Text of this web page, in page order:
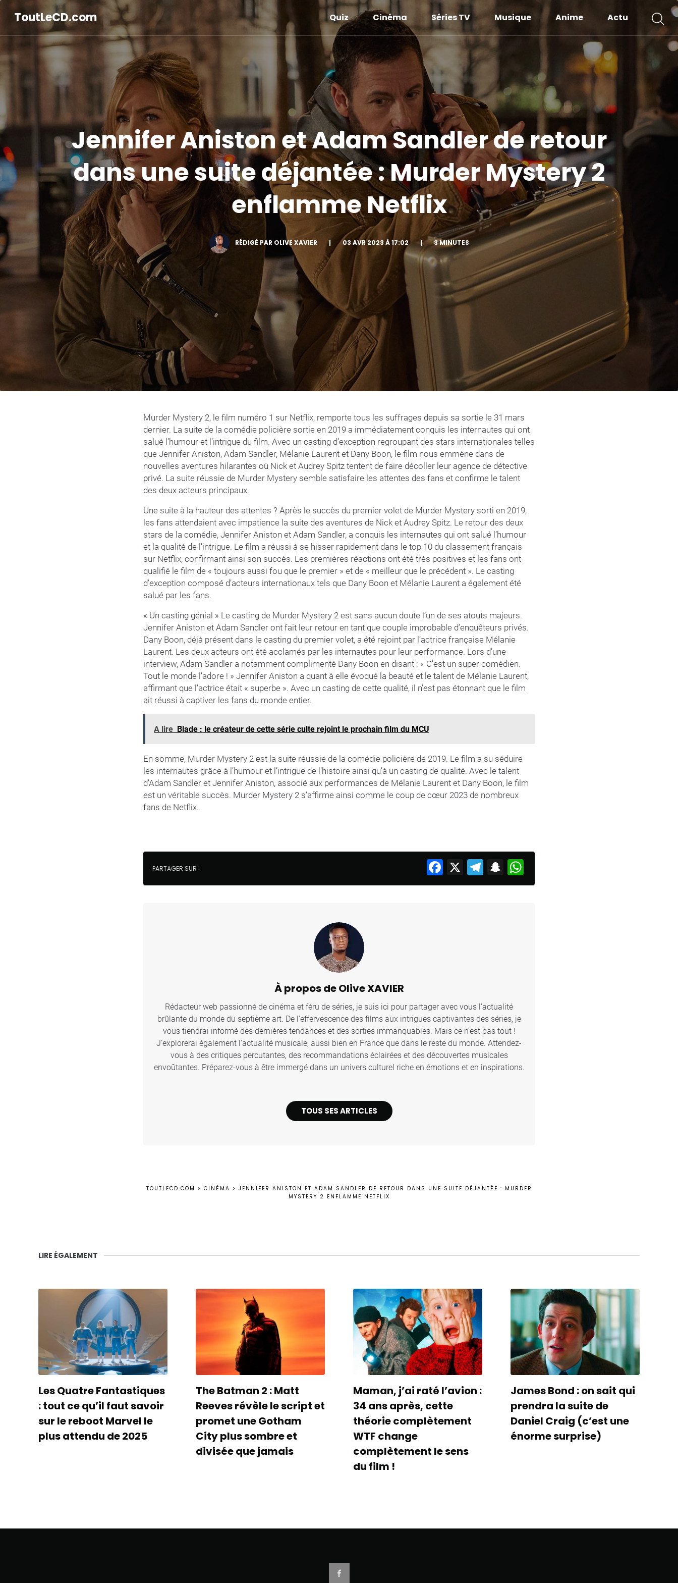
ToutLeCD.com Quiz Cinéma Séries TV Musique Anime Actu
Jennifer Aniston et Adam Sandler de retour
dans une suite déjantée : Murder Mystery 2
enflamme Netflix
RÉDIGÉ PAR OLIVE XAVIER | 03 AVR 2023 À 17:02 | 3 MINUTES
Murder Mystery 2, le film numéro 1 sur Netflix, remporte tous les suffrages depuis sa sortie le 31 mars
dernier. La suite de la comédie policière sortie en 2019 a immédiatement conquis les internautes qui ont
salué l’humour et l’intrigue du film. Avec un casting d’exception regroupant des stars internationales telles
que Jennifer Aniston, Adam Sandler, Mélanie Laurent et Dany Boon, le film nous emmène dans de
nouvelles aventures hilarantes où Nick et Audrey Spitz tentent de faire décoller leur agence de détective
privé. La suite réussie de Murder Mystery semble satisfaire les attentes des fans et confirme le talent
des deux acteurs principaux.
Une suite à la hauteur des attentes ? Après le succès du premier volet de Murder Mystery sorti en 2019,
les fans attendaient avec impatience la suite des aventures de Nick et Audrey Spitz. Le retour des deux
stars de la comédie, Jennifer Aniston et Adam Sandler, a conquis les internautes qui ont salué l’humour
et la qualité de l’intrigue. Le film a réussi à se hisser rapidement dans le top 10 du classement français
sur Netflix, confirmant ainsi son succès. Les premières réactions ont été très positives et les fans ont
qualifié le film de « toujours aussi fou que le premier » et de « meilleur que le précédent ». Le casting
d’exception composé d’acteurs internationaux tels que Dany Boon et Mélanie Laurent a également été
salué par les fans.
« Un casting génial » Le casting de Murder Mystery 2 est sans aucun doute l’un de ses atouts majeurs.
Jennifer Aniston et Adam Sandler ont fait leur retour en tant que couple improbable d’enquêteurs privés.
Dany Boon, déjà présent dans le casting du premier volet, a été rejoint par l’actrice française Mélanie
Laurent. Les deux acteurs ont été acclamés par les internautes pour leur performance. Lors d’une
interview, Adam Sandler a notamment complimenté Dany Boon en disant : « C’est un super comédien.
Tout le monde l’adore ! » Jennifer Aniston a quant à elle évoqué la beauté et le talent de Mélanie Laurent,
affirmant que l’actrice était « superbe ». Avec un casting de cette qualité, il n’est pas étonnant que le film
ait réussi à captiver les fans du monde entier.
A lire Blade : le créateur de cette série culte rejoint le prochain film du MCU
En somme, Murder Mystery 2 est la suite réussie de la comédie policière de 2019. Le film a su séduire
les internautes grâce à l’humour et l’intrigue de l’histoire ainsi qu’à un casting de qualité. Avec le talent
d’Adam Sandler et Jennifer Aniston, associé aux performances de Mélanie Laurent et Dany Boon, le film
est un véritable succès. Murder Mystery 2 s’affirme ainsi comme le coup de cœur 2023 de nombreux
fans de Netflix.
PARTAGER SUR : Facebook
X Telegram
Snapchat
À propos de Olive XAVIER
Rédacteur web passionné de cinéma et féru de séries, je suis ici pour partager avec vous l'actualité
brûlante du monde du septième art. De l'effervescence des films aux intrigues captivantes des séries, je
vous tiendrai informé des dernières tendances et des sorties immanquables. Mais ce n'est pas tout !
J'explorerai également l'actualité musicale, aussi bien en France que dans le reste du monde. Attendez-
vous à des critiques percutantes, des recommandations éclairées et des découvertes musicales
envoûtantes. Préparez-vous à être immergé dans un univers culturel riche en émotions et en inspirations.
TOUS SES ARTICLES
TOUTLECD.COM > CINÉMA > JENNIFER ANISTON ET ADAM SANDLER DE RETOUR DANS UNE SUITE DÉJANTÉE : MURDER
MYSTERY 2 ENFLAMME NETFLIX
LIRE ÉGALEMENT
Les Quatre Fantastiques
: tout ce qu’il faut savoir
sur le reboot Marvel le
plus attendu de 2025
The Batman 2 : Matt
Reeves révèle le script et
promet une Gotham
City plus sombre et
divisée que jamais
Maman, j’ai raté l’avion :
34 ans après, cette
théorie complètement
WTF change
complètement le sens
du film !
James Bond : on sait qui
prendra la suite de
Daniel Craig (c’est une
énorme surprise)